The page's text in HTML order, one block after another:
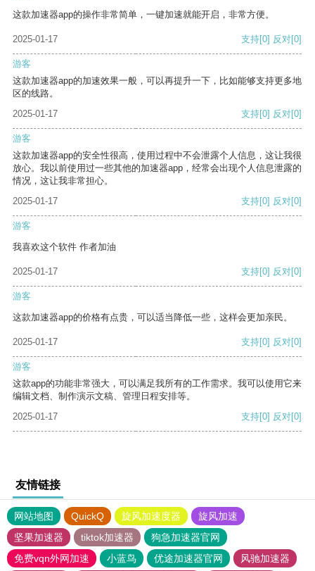
这款加速器app的操作非常简单，一键加速就能开启，非常方便。
2025-01-17 支持[0] 反对[0]
游客
这款加速器app的加速效果一般，可以再提升一下，比如能够支持更多地
区的线路。
2025-01-17
支持[0] 反对[0]
游客
这款加速器app的安全性很高，使用过程中不会泄露个人信息，这让我很
放心。我以前使用过一些其他的加速器app，经常会出现个人信息泄露的
情况，这让我非常担心。
2025-01-17
支持[0] 反对[0]
游客
我喜欢这个软件 作者加油
2025-01-17 支持[0] 反对[0]
游客
这款加速器app的价格有点贵，可以适当降低一些，这样会更加亲民。
2025-01-17 支持[0] 反对[0]
游客
这款app的功能非常强大，可以满足我所有的工作需求。我可以使用它来
编辑文档、制作演示文稿、管理日程安排等。
2025-01-17
支持[0] 反对[0]
友情链接
网站地图 QuickQ 旋风加速度器
旋风加速
坚果加速器
tiktok加速器
狗急加速器官网
免费vqn外网加速
小蓝鸟 优途加速器官网
风驰加速器